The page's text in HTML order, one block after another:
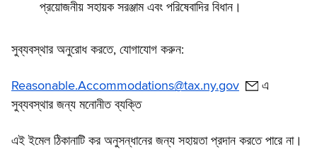
প্রয়োজনীয় সহায়ক সরঞ্জাম এবং পরিষেবাদির বিধান।
সুব্যবস্থার অনুরোধ করতে, যোগাযোগ করুন:
Reasonable.Accommodations@tax.ny.gov
এ
সুব্যবস্থার জন্য মনোনীত ব্যক্তি
এই ইমেল ঠিকানাটি কর অনুসন্ধানের জন্য সহায়তা প্রদান করতে পারে না।